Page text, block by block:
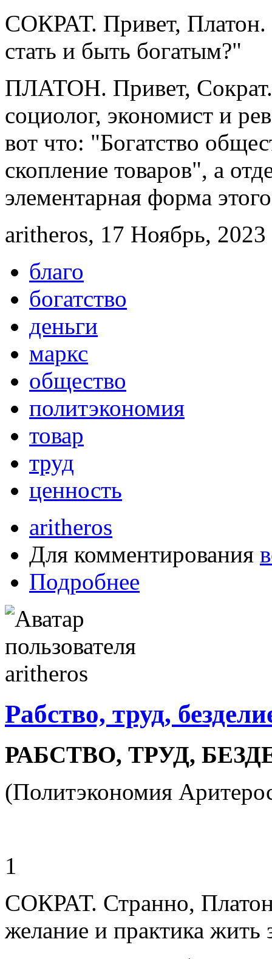
СОКРАТ. Привет, Платон.
стать и быть богатым?"
ПЛАТОН. Привет,
социолог, экономист и
вот что: "Богатство
скопление товаров", а
элементарная форма
aritheros, 17 Ноябрь,
благо
богатство
деньги
маркс
общество
политэкономия
товар
труд
ценность
aritheros
Для комментирования
Подробнее
Рабство, труд,
РАБСТВО, ТРУД,
(Политэкономия
1
СОКРАТ. Странно,
желание и практика жить